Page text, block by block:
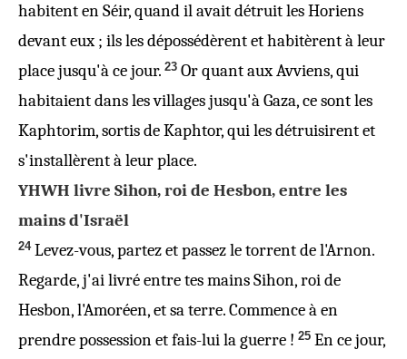
habitent en Séir, quand il avait détruit les Horiens
devant eux ; ils les dépossédèrent et habitèrent à leur
place jusqu'à ce jour. 23 Or quant aux Avviens, qui
habitaient dans les villages jusqu'à Gaza, ce sont les
Kaphtorim, sortis de Kaphtor, qui les détruisirent et
s'installèrent à leur place.
YHWH livre Sihon, roi de Hesbon, entre les
mains d'Israël
24 Levez-vous, partez et passez le torrent de l'Arnon.
Regarde, j'ai livré entre tes mains Sihon, roi de
Hesbon, l'Amoréen, et sa terre. Commence à en
prendre possession et fais-lui la guerre ! 25 En ce jour,